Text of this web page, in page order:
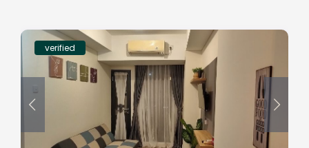
verified